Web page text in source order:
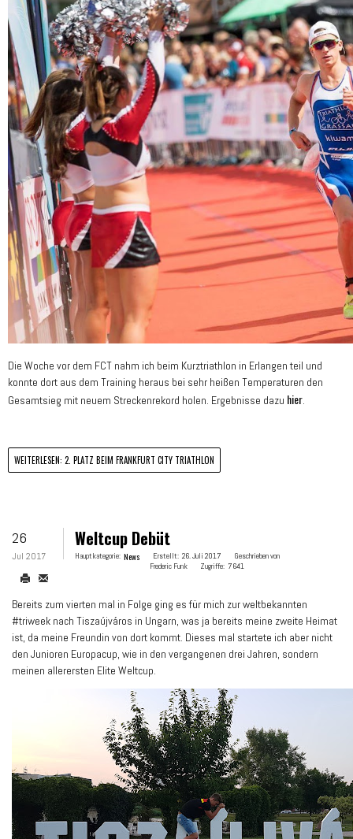
Die Woche vor dem FCT nahm ich beim Kurztriathlon in Erlangen teil und
konnte dort aus dem Training heraus bei sehr heißen Temperaturen den
Gesamtsieg mit neuem Streckenrekord holen. Ergebnisse dazu hier.
WEITERLESEN: 2. PLATZ BEIM FRANKFURT CITY TRIATHLON
26
Jul 2017
Weltcup Debüt
Hauptkategorie: News Erstellt: 26. Juli 2017
Geschrieben von
Frederic Funk
Zugriffe: 7641
Bereits zum vierten mal in Folge ging es für mich zur weltbekannten
#triweek nach Tiszaújváros in Ungarn, was ja bereits meine zweite Heimat
ist, da meine Freundin von dort kommt. Dieses mal startete ich aber nicht
den Junioren Europacup, wie in den vergangenen drei Jahren, sondern
meinen allerersten Elite Weltcup.